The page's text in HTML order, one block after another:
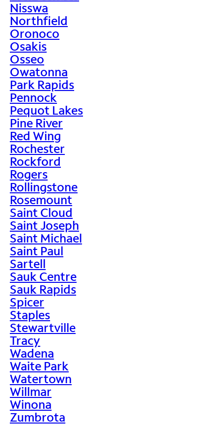
Nisswa
Northfield
Oronoco
Osakis
Osseo
Owatonna
Park Rapids
Pennock
Pequot Lakes
Pine River
Red Wing
Rochester
Rockford
Rogers
Rollingstone
Rosemount
Saint Cloud
Saint Joseph
Saint Michael
Saint Paul
Sartell
Sauk Centre
Sauk Rapids
Spicer
Staples
Stewartville
Tracy
Wadena
Waite Park
Watertown
Willmar
Winona
Zumbrota